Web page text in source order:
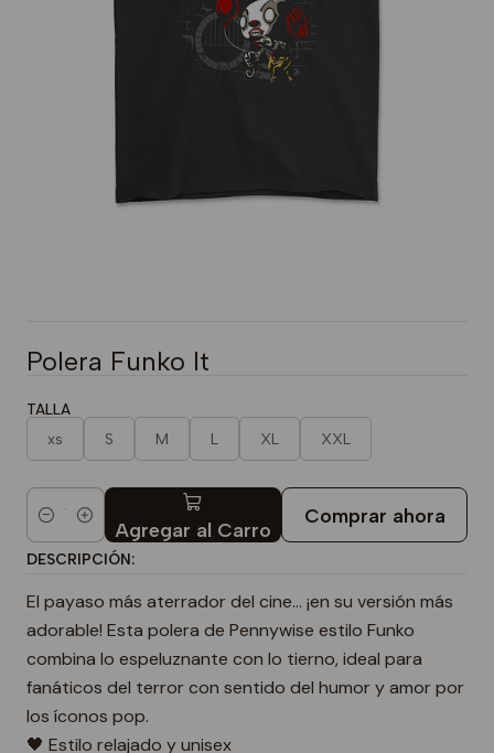
Polera Funko It
TALLA
xs S M L XL XXL
Cantidad Agregar al Carro
Comprar ahora
DESCRIPCIÓN:
El payaso más aterrador del cine… ¡en su versión más
adorable! Esta polera de Pennywise estilo Funko
combina lo espeluznante con lo tierno, ideal para
fanáticos del terror con sentido del humor y amor por
los íconos pop.
🖤 Estilo relajado y unisex